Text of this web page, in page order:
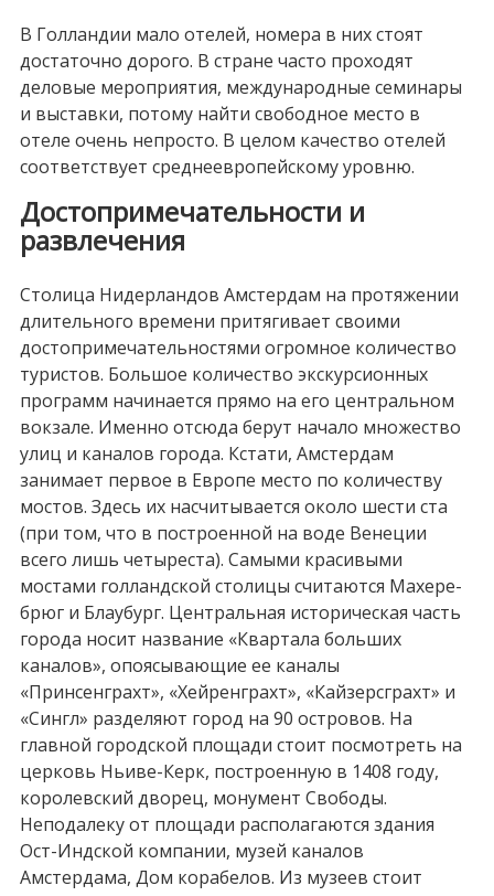
В Голландии мало отелей, номера в них стоят
достаточно дорого. В стране часто проходят
деловые мероприятия, международные семинары
и выставки, потому найти свободное место в
отеле очень непросто. В целом качество отелей
соответствует среднеевропейскому уровню.
Достопримечательности и
развлечения
Столица Нидерландов Амстердам на протяжении
длительного времени притягивает своими
достопримечательностями огромное количество
туристов. Большое количество экскурсионных
программ начинается прямо на его центральном
вокзале. Именно отсюда берут начало множество
улиц и каналов города. Кстати, Амстердам
занимает первое в Европе место по количеству
мостов. Здесь их насчитывается около шести ста
(при том, что в построенной на воде Венеции
всего лишь четыреста). Самыми красивыми
мостами голландской столицы считаются Махере-
брюг и Блаубург. Центральная историческая часть
города носит название «Квартала больших
каналов», опоясывающие ее каналы
«Принсенграхт», «Хейренграхт», «Кайзерсграхт» и
«Сингл» разделяют город на 90 островов. На
главной городской площади стоит посмотреть на
церковь Ньиве-Керк, построенную в 1408 году,
королевский дворец, монумент Свободы.
Неподалеку от площади располагаются здания
Ост-Индской компании, музей каналов
Амстердама, Дом корабелов. Из музеев стоит